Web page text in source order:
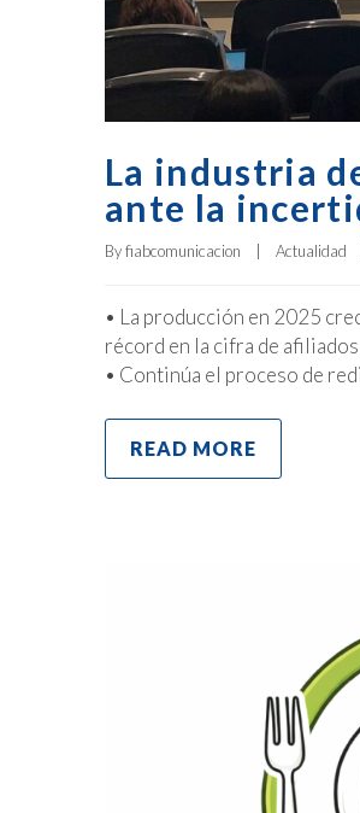
La industria
ante la
By fiabcomunicacion Actualidad
• La producción en 2025
récord en la cifra de
• Continúa el proceso de
READ MORE